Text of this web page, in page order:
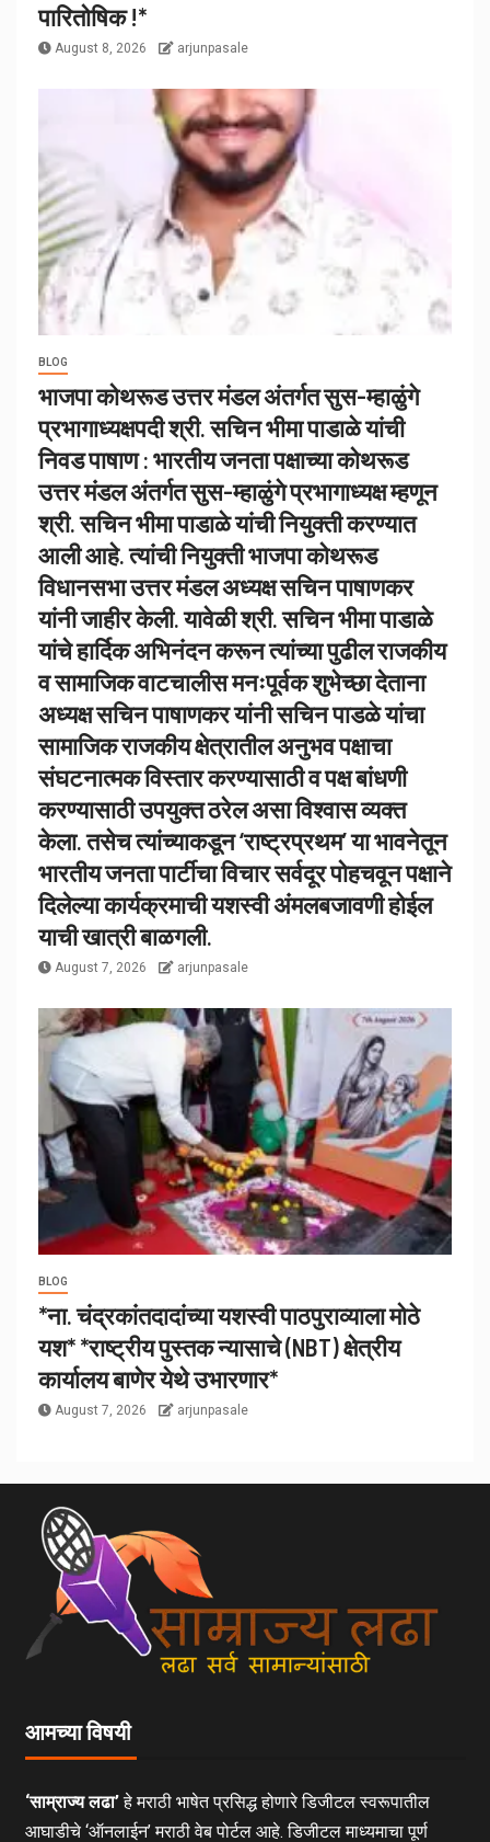
पारितोषिक !*
August 8, 2026 arjunpasale
BLOG
भाजपा कोथरूड उत्तर मंडल अंतर्गत सुस-म्हाळुंगे
प्रभागाध्यक्षपदी श्री. सचिन भीमा पाडाळे यांची
निवड पाषाण : भारतीय जनता पक्षाच्या कोथरूड
उत्तर मंडल अंतर्गत सुस-म्हाळुंगे प्रभागाध्यक्ष म्हणून
श्री. सचिन भीमा पाडाळे यांची नियुक्ती करण्यात
आली आहे. त्यांची नियुक्ती भाजपा कोथरूड
विधानसभा उत्तर मंडल अध्यक्ष सचिन पाषाणकर
यांनी जाहीर केली. यावेळी श्री. सचिन भीमा पाडाळे
यांचे हार्दिक अभिनंदन करून त्यांच्या पुढील राजकीय
व सामाजिक वाटचालीस मनःपूर्वक शुभेच्छा देताना
अध्यक्ष सचिन पाषाणकर यांनी सचिन पाडळे यांचा
सामाजिक राजकीय क्षेत्रातील अनुभव पक्षाचा
संघटनात्मक विस्तार करण्यासाठी व पक्ष बांधणी
करण्यासाठी उपयुक्त ठरेल असा विश्वास व्यक्त
केला. तसेच त्यांच्याकडून ‘राष्ट्रप्रथम’ या भावनेतून
भारतीय जनता पार्टीचा विचार सर्वदूर पोहचवून पक्षाने
दिलेल्या कार्यक्रमाची यशस्वी अंमलबजावणी होईल
याची खात्री बाळगली.
August 7, 2026 arjunpasale
BLOG
*ना. चंद्रकांतदादांच्या यशस्वी पाठपुराव्याला मोठे
यश* *राष्ट्रीय पुस्तक न्यासाचे (NBT) क्षेत्रीय
कार्यालय बाणेर येथे उभारणार*
August 7, 2026 arjunpasale
आमच्या विषयी
‘साम्राज्य लढा’हे मराठी भाषेत प्रसिद्ध होणारे डिजीटल स्वरूपातील
आघाडीचे ‘ऑनलाईन’ मराठी वेब पोर्टल आहे. डिजीटल माध्यमाचा पूर्ण